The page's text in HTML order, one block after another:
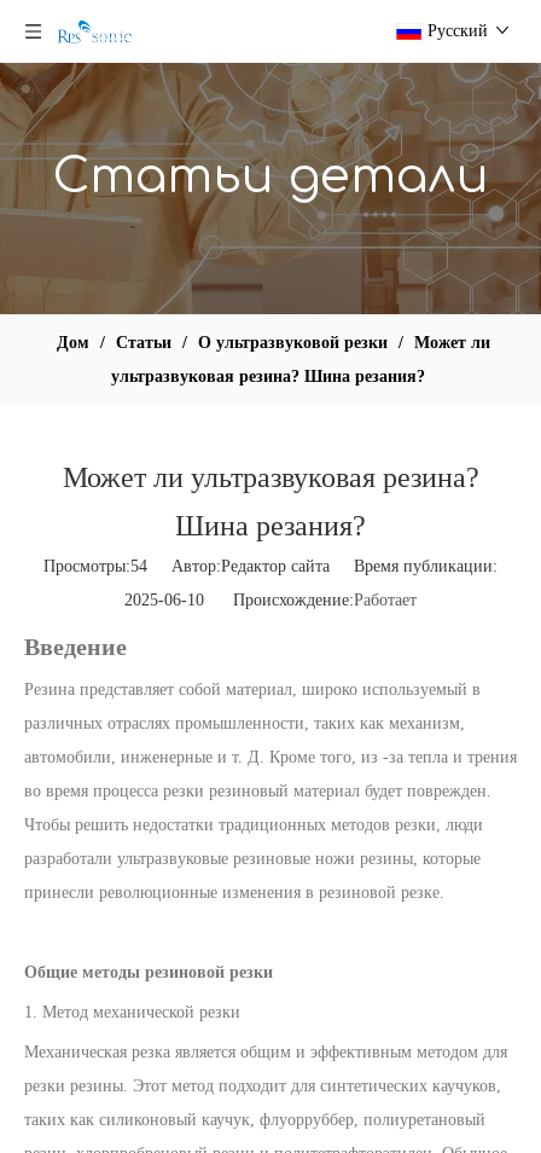
Pусский
Статьи детали
Дом / Статьи / О ультразвуковой резки / Может ли
ультразвуковая резина? Шина резания?
Может ли ультразвуковая резина?
Шина резания?
Просмотры:54 Автор:Pедактор сайта Время публикации:
2025-06-10 Происхождение:Работает
Введение
Резина представляет собой материал, широко используемый в
различных отраслях промышленности, таких как механизм,
автомобили, инженерные и т. Д. Кроме того, из -за тепла и трения
во время процесса резки резиновый материал будет поврежден.
Чтобы решить недостатки традиционных методов резки, люди
разработали ультразвуковые резиновые ножи резины, которые
принесли революционные изменения в резиновой резке.
Общие методы резиновой резки
1. Метод механической резки
Механическая резка является общим и эффективным методом для
резки резины. Этот метод подходит для синтетических каучуков,
таких как силиконовый каучук, флуорруббер, полиуретановый